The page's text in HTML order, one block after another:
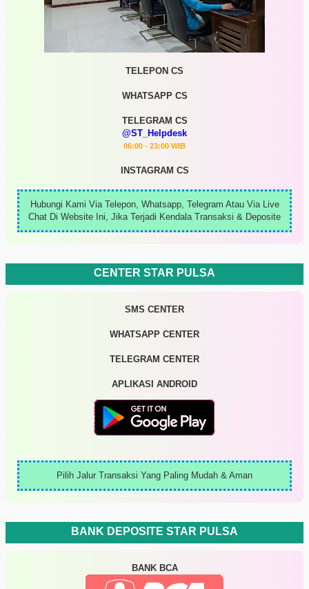
TELEPON CS
WHATSAPP CS
TELEGRAM CS
@ST_Helpdesk
06:00 - 23:00 WIB
INSTAGRAM CS
Hubungi Kami Via Telepon, Whatsapp, Telegram Atau Via Live
Chat Di Website Ini, Jika Terjadi Kendala Transaksi & Deposite
CENTER STAR PULSA
SMS CENTER
WHATSAPP CENTER
TELEGRAM CENTER
APLIKASI ANDROID
Pilih Jalur Transaksi Yang Paling Mudah & Aman
BANK DEPOSITE STAR PULSA
BANK BCA